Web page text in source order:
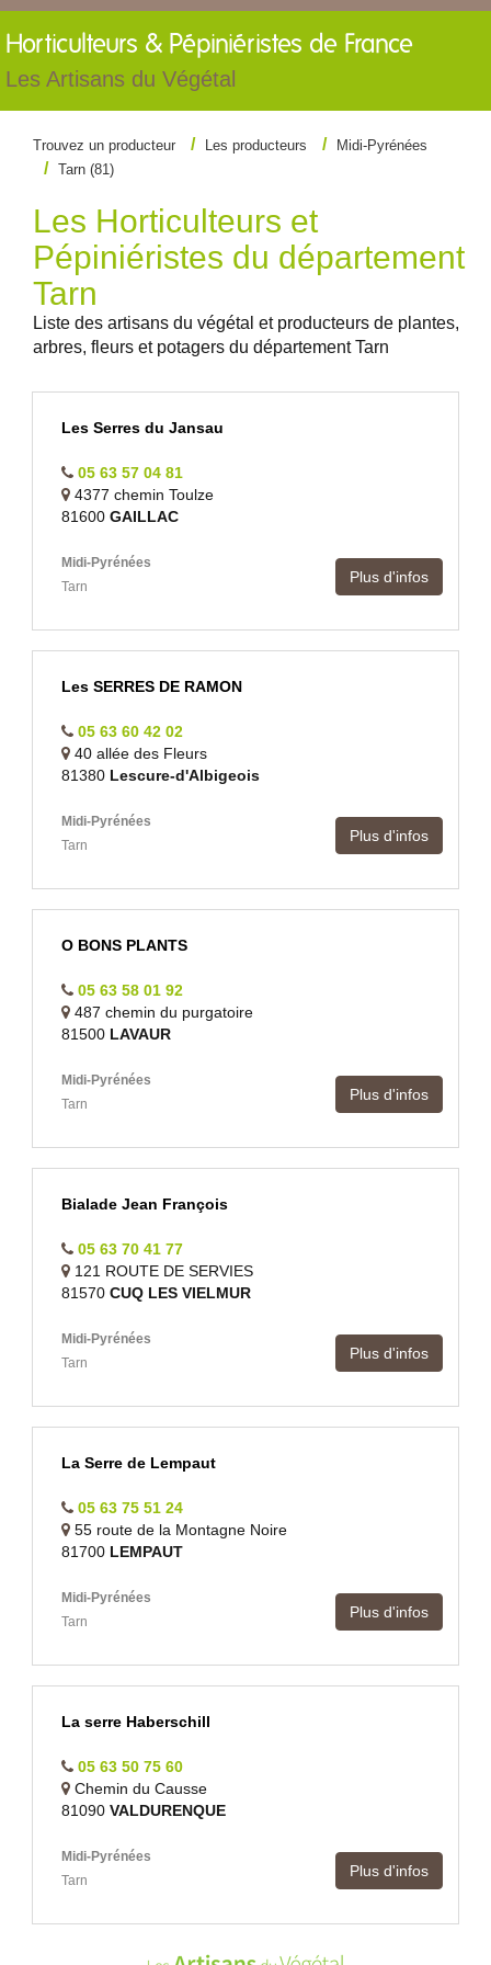
Horticulteurs & Pépiniéristes de France
Les Artisans du Végétal
Trouvez un producteur Les producteurs
Midi-Pyrénées
Tarn (81)
Les Horticulteurs et
Pépiniéristes du département
Tarn
Liste des artisans du végétal et producteurs de plantes,
arbres, fleurs et potagers du département Tarn
Les Serres du Jansau
05 63 57 04 81
4377 chemin Toulze
81600 GAILLAC
Midi-Pyrénées
Tarn
Plus d'infos
Les SERRES DE RAMON
05 63 60 42 02
40 allée des Fleurs
81380 Lescure-d'Albigeois
Midi-Pyrénées
Tarn
Plus d'infos
O BONS PLANTS
05 63 58 01 92
487 chemin du purgatoire
81500 LAVAUR
Midi-Pyrénées
Tarn
Plus d'infos
Bialade Jean François
05 63 70 41 77
121 ROUTE DE SERVIES
81570 CUQ LES VIELMUR
Midi-Pyrénées
Tarn
Plus d'infos
La Serre de Lempaut
05 63 75 51 24
55 route de la Montagne Noire
81700 LEMPAUT
Midi-Pyrénées
Tarn
Plus d'infos
La serre Haberschill
05 63 50 75 60
Chemin du Causse
81090 VALDURENQUE
Midi-Pyrénées
Tarn
Plus d'infos